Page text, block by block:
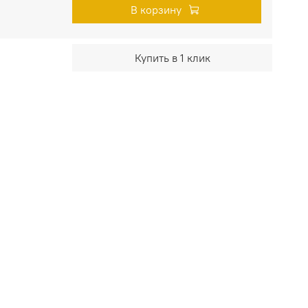
В корзину
Купить в 1 клик